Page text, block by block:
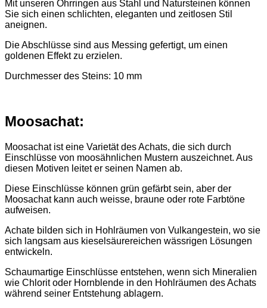
Mit unseren Ohrringen aus Stahl und Natursteinen können
Sie sich einen schlichten, eleganten und zeitlosen Stil
aneignen.
Die Abschlüsse sind aus Messing gefertigt, um einen
goldenen Effekt zu erzielen.
Durchmesser des Steins: 10 mm
Moosachat:
Moosachat ist eine Varietät des Achats, die sich durch
Einschlüsse von moosähnlichen Mustern auszeichnet. Aus
diesen Motiven leitet er seinen Namen ab.
Diese Einschlüsse können grün gefärbt sein, aber der
Moosachat kann auch weisse, braune oder rote Farbtöne
aufweisen.
Achate bilden sich in Hohlräumen von Vulkangestein, wo sie
sich langsam aus kieselsäurereichen wässrigen Lösungen
entwickeln.
Schaumartige Einschlüsse entstehen, wenn sich Mineralien
wie Chlorit oder Hornblende in den Hohlräumen des Achats
während seiner Entstehung ablagern.